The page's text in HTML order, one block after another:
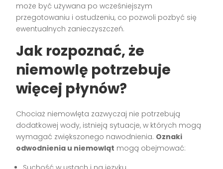
może być używana po wcześniejszym
przegotowaniu i ostudzeniu, co pozwoli pozbyć się
ewentualnych zanieczyszczeń.
Jak rozpoznać, że
niemowlę potrzebuje
więcej płynów?
Chociaż niemowlęta zazwyczaj nie potrzebują
dodatkowej wody, istnieją sytuacje, w których mogą
wymagać zwiększonego nawodnienia. Oznaki
odwodnienia u niemowląt mogą obejmować: